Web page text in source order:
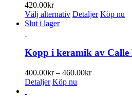
De
olika
väljas
på
420.00kr
Välj alternativ Den
flera
varianter.
De
olika
alternativen
Detaljer Köp nu
Slut i lager
Kopp i keramik av Calle
400.00kr – 460.00krPrisintervall:
Detaljer Köp nu